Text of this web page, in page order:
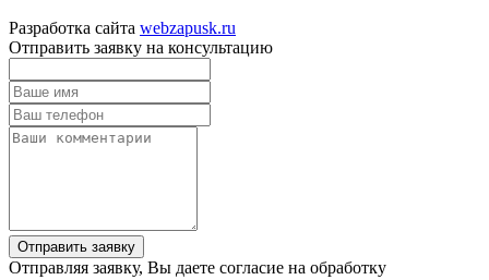
Разработка сайта webzapusk.ru
Отправить заявку на консультацию
Отправить заявку
Отправляя заявку, Вы даете согласие на обработку